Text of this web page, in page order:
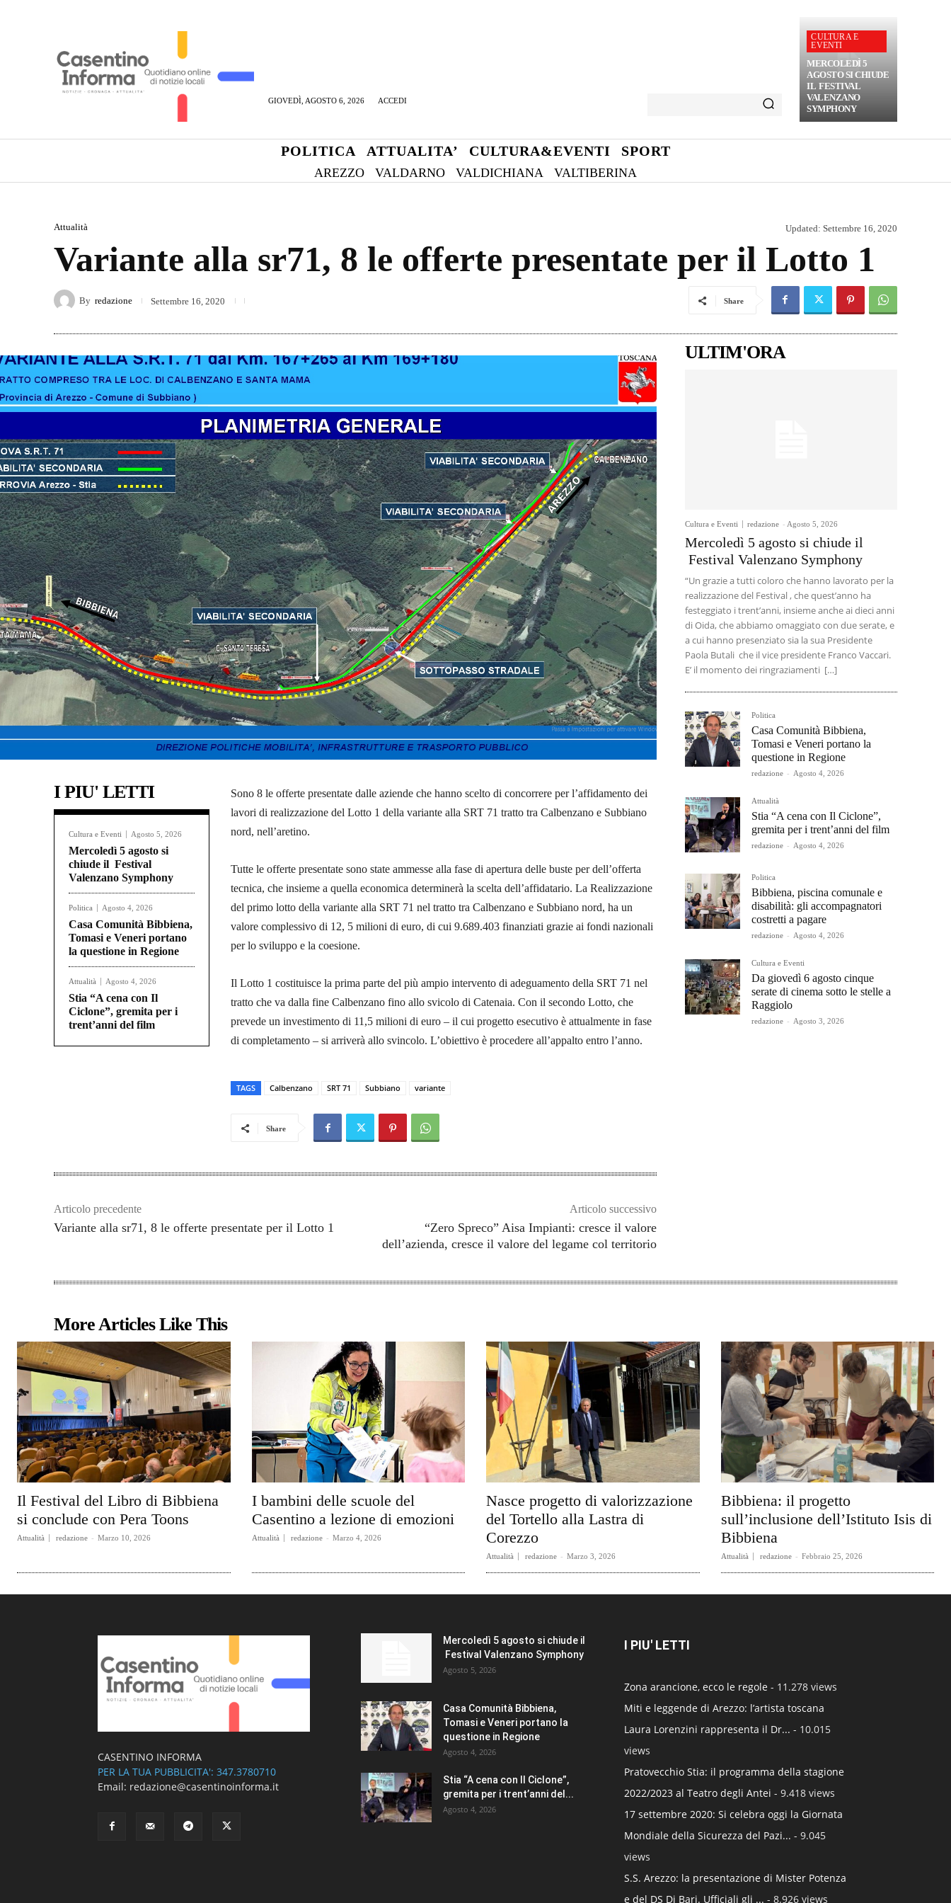
GIOVEDÌ, AGOSTO 6, 2026 ACCEDI
CULTURA E
EVENTI
MERCOLEDÌ 5
AGOSTO SI CHIUDE
IL FESTIVAL
VALENZANO
SYMPHONY
POLITICA ATTUALITA’ CULTURA&EVENTI SPORT
AREZZO VALDARNO VALDICHIANA VALTIBERINA
Attualità Updated: Settembre 16, 2020
Variante alla sr71, 8 le offerte presentate per il Lotto 1
By redazione Settembre 16, 2020 Share
I PIU' LETTI
Cultura e Eventi Agosto 5, 2026
Mercoledì 5 agosto si
chiude il Festival
Valenzano Symphony
Politica Agosto 4, 2026
Casa Comunità Bibbiena,
Tomasi e Veneri portano
la questione in Regione
Attualità Agosto 4, 2026
Stia “A cena con Il
Ciclone”, gremita per i
trent’anni del film
Sono 8 le offerte presentate dalle aziende che hanno scelto di concorrere per l’affidamento dei
lavori di realizzazione del Lotto 1 della variante alla SRT 71 tratto tra Calbenzano e Subbiano
nord, nell’aretino.
Tutte le offerte presentate sono state ammesse alla fase di apertura delle buste per dell’offerta
tecnica, che insieme a quella economica determinerà la scelta dell’affidatario. La Realizzazione
del primo lotto della variante alla SRT 71 nel tratto tra Calbenzano e Subbiano nord, ha un
valore complessivo di 12, 5 milioni di euro, di cui 9.689.403 finanziati grazie ai fondi nazionali
per lo sviluppo e la coesione.
Il Lotto 1 costituisce la prima parte del più ampio intervento di adeguamento della SRT 71 nel
tratto che va dalla fine Calbenzano fino allo svicolo di Catenaia. Con il secondo Lotto, che
prevede un investimento di 11,5 milioni di euro – il cui progetto esecutivo è attualmente in fase
di completamento – si arriverà allo svincolo. L’obiettivo è procedere all’appalto entro l’anno.
TAGS Calbenzano SRT 71 Subbiano variante
Share
Articolo precedente
Variante alla sr71, 8 le offerte presentate per il Lotto 1
Articolo successivo
“Zero Spreco” Aisa Impianti: cresce il valore
dell’azienda, cresce il valore del legame col territorio
ULTIM'ORA
Cultura e Eventi redazione - Agosto 5, 2026
Mercoledì 5 agosto si chiude il
Festival Valenzano Symphony
“Un grazie a tutti coloro che hanno lavorato per la
realizzazione del Festival , che quest’anno ha
festeggiato i trent’anni, insieme anche ai dieci anni
di Oida, che abbiamo omaggiato con due serate, e
a cui hanno presenziato sia la sua Presidente
Paola Butali che il vice presidente Franco Vaccari.
E’ il momento dei ringraziamenti […]
Politica
Casa Comunità Bibbiena,
Tomasi e Veneri portano la
questione in Regione
redazione - Agosto 4, 2026
Attualità
Stia “A cena con Il Ciclone”,
gremita per i trent’anni del film
redazione - Agosto 4, 2026
Politica
Bibbiena, piscina comunale e
disabilità: gli accompagnatori
costretti a pagare
redazione - Agosto 4, 2026
Cultura e Eventi
Da giovedì 6 agosto cinque
serate di cinema sotto le stelle a
Raggiolo
redazione - Agosto 3, 2026
More Articles Like This
Il Festival del Libro di Bibbiena
si conclude con Pera Toons
Attualità redazione - Marzo 10, 2026
I bambini delle scuole del
Casentino a lezione di emozioni
Attualità redazione - Marzo 4, 2026
Nasce progetto di valorizzazione
del Tortello alla Lastra di
Corezzo
Attualità redazione - Marzo 3, 2026
Bibbiena: il progetto
sull’inclusione dell’Istituto Isis di
Bibbiena
Attualità redazione - Febbraio 25, 2026
CASENTINO INFORMA
PER LA TUA PUBBLICITA': 347.3780710
Email: redazione@casentinoinforma.it
Mercoledì 5 agosto si chiude il
Festival Valenzano Symphony
Agosto 5, 2026
Casa Comunità Bibbiena,
Tomasi e Veneri portano la
questione in Regione
Agosto 4, 2026
Stia “A cena con Il Ciclone”,
gremita per i trent’anni del...
Agosto 4, 2026
I PIU' LETTI
Zona arancione, ecco le regole - 11.278 views
Miti e leggende di Arezzo: l’artista toscana
Laura Lorenzini rappresenta il Dr... - 10.015
views
Pratovecchio Stia: il programma della stagione
2022/2023 al Teatro degli Antei - 9.418 views
17 settembre 2020: Si celebra oggi la Giornata
Mondiale della Sicurezza del Pazi... - 9.045
views
S.S. Arezzo: la presentazione di Mister Potenza
e del DS Di Bari. Ufficiali gli ... - 8.926 views